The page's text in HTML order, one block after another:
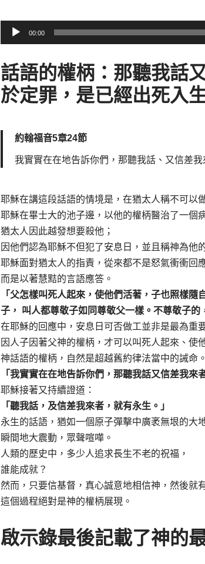
訊
放
器
00:00
話語的權柄：那聽我話
於定罪，是已經出死入
約翰福音5章24節
我實實在在地告訴你們，那聽我話、又信差
耶穌在講這段話語的情境是，在猶太人稱不可以
耶穌在畢士大的池子邊，以他的權柄醫治了一個
猶太人因此越發想要殺他；
因他們認為耶穌不但犯了安息日，並且稱神為他
耶穌面對猶太人的指責，從來都不是怒氣衝衝回
而是以著慧黠的言語應答。
「父怎樣叫死人起來，使他們活著，子也照樣
子， 叫人都尊敬子如同尊敬父一樣。不尊敬子的
在耶穌的回應中，安息日可否做工並非是最為重
因人子因著父神的權柄，才可以叫死人起來、使
神話語的權柄，自然是超越舊約律法當中的誡命。
「我實實在在地告訴你們，那聽我話又信差我來
耶穌接著又持續證道：
「聽我話，及信差我來者，就有永生。」
永生的話語，猶如一個原子彈擊中廣袤無垠的大
瞬間地大震動，眾聲喧嘩。
人類的歷史中，多少人追求長生不老的祝福，
誰能成就？
然而，只要信基督，真心誠意地相信神，然後就
這個過程絕對是神的權柄展現。
啟示錄最後記載了神的